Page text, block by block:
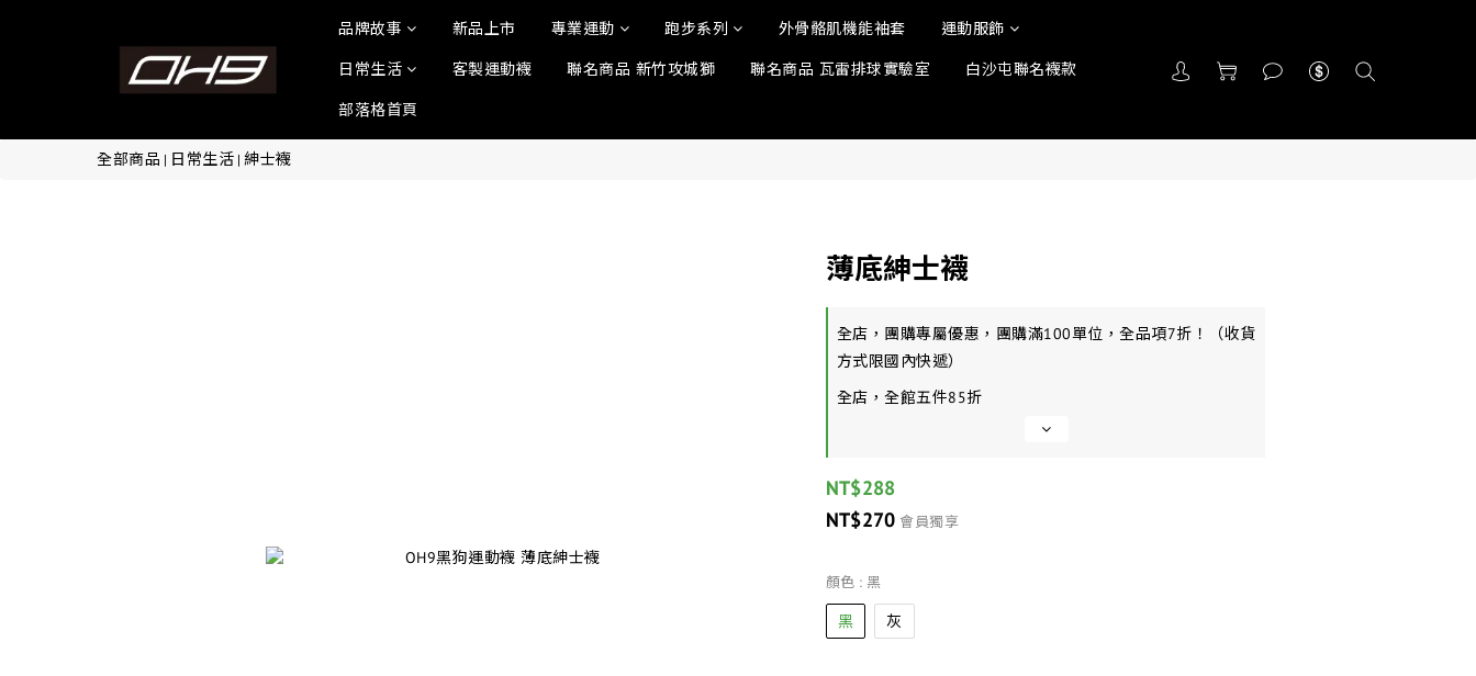
品牌故事 新品上市 專業運動 跑步系列 外骨骼肌機能袖套 運動服飾
日常生活 客製運動襪 聯名商品 新竹攻城獅 聯名商品 瓦雷排球實驗室 白沙屯聯名襪款
部落格首頁
全部商品 | 日常生活 | 紳士襪
薄底紳士襪
全店，團購專屬優惠，團購滿100單位，全品項7折！（收貨
方式限國內快遞）
全店，全館五件85折
NT$288
NT$270 會員獨享
顏色 : 黑
黑 灰